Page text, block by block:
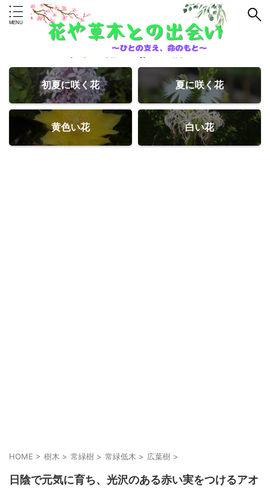
初夏に咲く花 夏に咲く花
黄色い花 白い花
HOME > 樹木 > 常緑樹 > 常緑低木 > 広葉樹 >
日陰で元気に育ち、光沢のある赤い実をつけるアオ